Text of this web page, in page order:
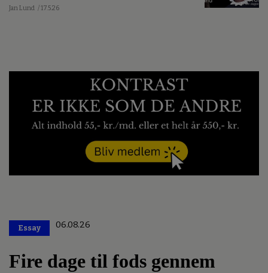
Jan Lund / 17.5.26
Essay 06.08.26
Fire dage til fods gennem